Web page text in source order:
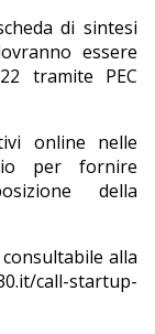
di sintesi
essere
tramite PEC
online nelle
per fornire
della
alla
call-startup-